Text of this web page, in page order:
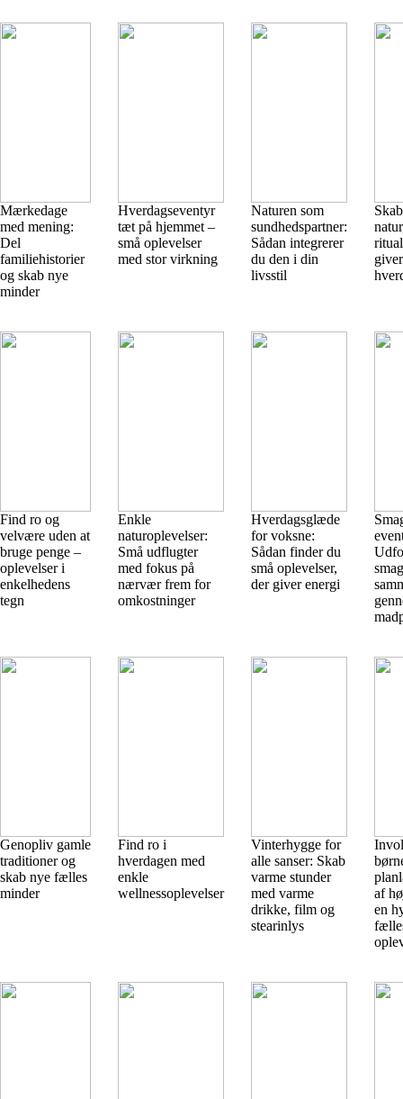
Mærkedage
med mening:
Del
familiehistorier
og skab nye
minder
Hverdags­eventyr
tæt på hjemmet –
små oplevelser
med stor virkning
Naturen som
sundhedspartner:
Sådan integrerer
du den i din
livsstil
Find ro og
velvære uden at
bruge penge –
oplevelser i
enkelhedens
tegn
Enkle
naturoplevelser:
Små udflugter
med fokus på
nærvær frem for
omkostninger
Hverdagsglæde
for voksne:
Sådan finder du
små oplevelser,
der giver energi
Genopliv gamle
traditioner og
skab nye fælles
minder
Find ro i
hverdagen med
enkle
wellnessoplevelser
Vinterhygge for
alle sanser: Skab
varme stunder
med varme
drikke, film og
stearinlys
af
en